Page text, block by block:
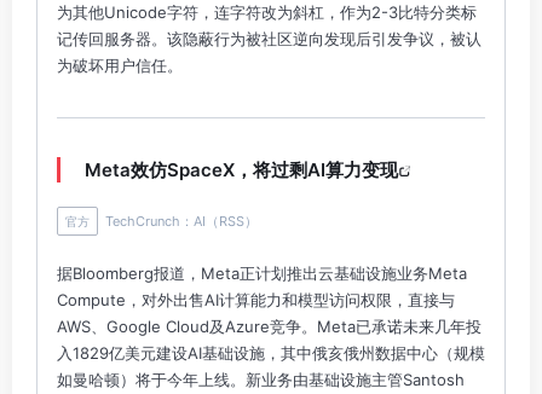
为其他Unicode字符，连字符改为斜杠，作为2-3比特分类标
记传回服务器。该隐蔽行为被社区逆向发现后引发争议，被认
为破坏用户信任。
Meta效仿SpaceX，将过剩AI算力变现
官方 TechCrunch：AI（RSS）
据Bloomberg报道，Meta正计划推出云基础设施业务Meta
Compute，对外出售AI计算能力和模型访问权限，直接与
AWS、Google Cloud及Azure竞争。Meta已承诺未来几年投
入1829亿美元建设AI基础设施，其中俄亥俄州数据中心（规模
如曼哈顿）将于今年上线。新业务由基础设施主管Santosh